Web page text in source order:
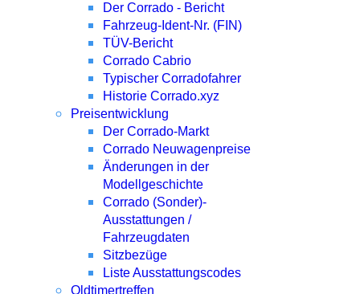
Der Corrado - Bericht
Fahrzeug-Ident-Nr. (FIN)
TÜV-Bericht
Corrado Cabrio
Typischer Corradofahrer
Historie Corrado.xyz
Preisentwicklung
Der Corrado-Markt
Corrado Neuwagenpreise
Änderungen in der
Modellgeschichte
Corrado (Sonder)-
Ausstattungen /
Fahrzeugdaten
Sitzbezüge
Liste Ausstattungscodes
Oldtimertreffen